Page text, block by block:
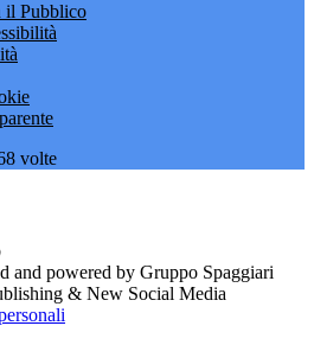
il Pubblico
volte
and powered by Gruppo Spaggiari
& New Social Media